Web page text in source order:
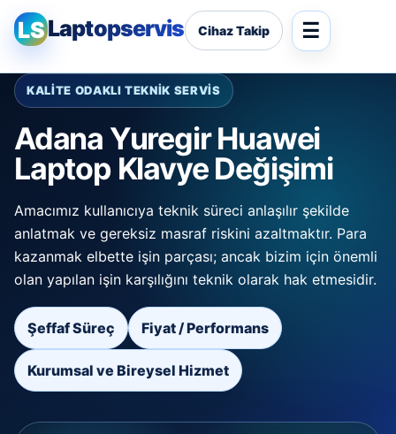
LSLaptopservis Cihaz Takip
KALİTE ODAKLI TEKNİK SERVİS
Adana Yuregir Huawei
Laptop Klavye Değişimi
Amacımız kullanıcıya teknik süreci anlaşılır şekilde
anlatmak ve gereksiz masraf riskini azaltmaktır. Para
kazanmak elbette işin parçası; ancak bizim için önemli
olan yapılan işin karşılığını teknik olarak hak etmesidir.
Şeffaf Süreç Fiyat / Performans
Kurumsal ve Bireysel Hizmet